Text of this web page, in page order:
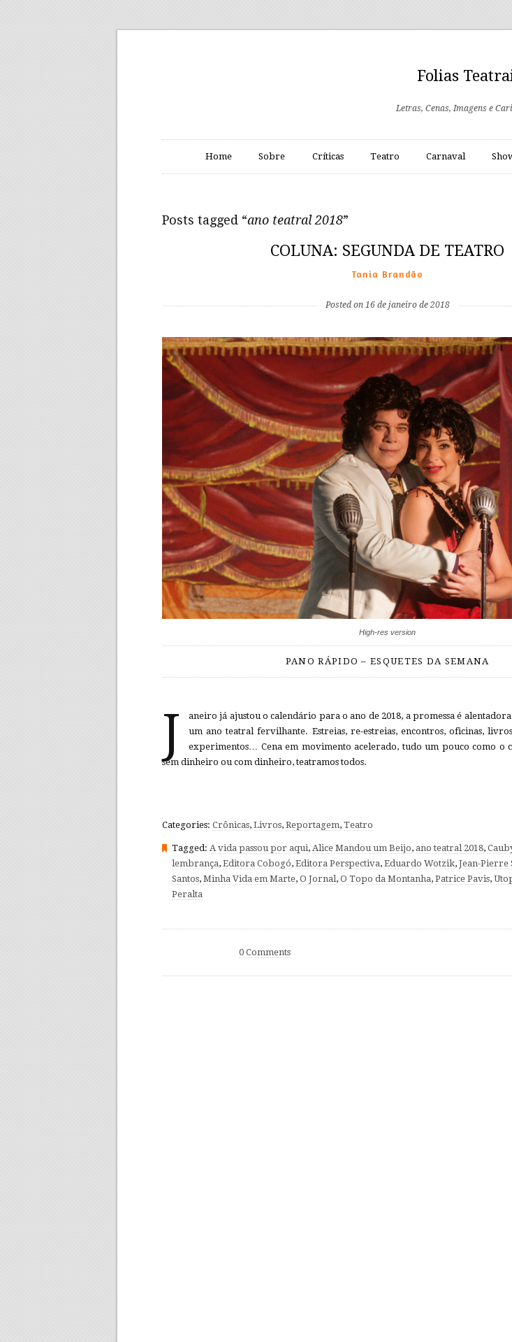
Folias
Letras, Cenas, Imagens e
Home Sobre Críticas Teatro Carnaval
Posts tagged “ano teatral 2018”
COLUNA: SEGUNDA DE TEATRO
Tania Brandão
Posted on 16 de janeiro de 2018
High-res version
PANO RÁPIDO – ESQUETES DA SEMANA
J
aneiro já ajustou o calendário para o ano de 2018, a promessa é
um ano teatral fervilhante. Estreias, re-estreias, encontros, oficinas,
experimentos… Cena em movimento acelerado, tudo um pouco como o
sem dinheiro ou com dinheiro, teatramos todos.
Categories: Crônicas, Livros, Reportagem, Teatro
Tagged: A vida passou por aqui, Alice Mandou um Beijo, ano teatral 2018,
lembrança, Editora Cobogó, Editora Perspectiva, Eduardo Wotzik, Jean-Pierre
Santos, Minha Vida em Marte, O Jornal, O Topo da Montanha, Patrice Pavis,
Peralta
0 Comments